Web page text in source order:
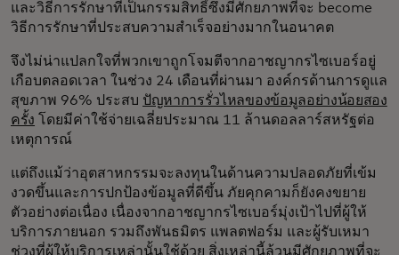
และวิธีการรักษาที่เป็นกรรมสิทธิ์ซึ่งมีศักยภาพที่จะ become
วิธีการรักษาที่ประสบความสำเร็จอย่างมากในอนาคต
จึงไม่น่าแปลกใจที่พวกเขาถูกโจมตีจากอาชญากรไซเบอร์อยู่
เกือบตลอดเวลา ในช่วง 24 เดือนที่ผ่านมา องค์กรด้านการดูแล
สุขภาพ 96% ประสบ ปัญหาการรั่วไหลของข้อมูลอย่างน้อยสอง
ครั้ง โดยมีค่าใช้จ่ายเฉลี่ยประมาณ 11 ล้านดอลลาร์สหรัฐต่อ
เหตุการณ์
แต่ถึงแม้ว่าอุตสาหกรรมจะลงทุนในด้านความปลอดภัยที่เข้ม
งวดขึ้นและการปกป้องข้อมูลที่ดีขึ้น ภัยคุกคามก็ยังคงขยาย
ตัวอย่างต่อเนื่อง เนื่องจากอาชญากรไซเบอร์มุ่งเป้าไปที่ผู้ให้
บริการภายนอก รวมถึงพันธมิตร แพลตฟอร์ม และผู้รับเหมา
ช่วงที่ผู้ให้บริการเหล่านั้นใช้ด้วย สิ่งเหล่านี้ล้วนมีศักยภาพที่จะ